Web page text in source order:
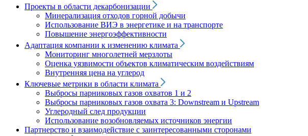
Проекты в области декарбонизации
Минерализация отходов горной добычи
Использование ВИЭ в энергетике и на транспорте
Повышение энергоэффективности
Адаптация компании к изменению климата
Мониторинг многолетней мерзлоты
Оценка уязвимости объектов климатическим воздействиям
Внутренняя цена на углерод
Ключевые метрики в области климата
Выбросы парниковых газов охватов 1 и 2
Выбросы парниковых газов охвата 3: Downstream и Upstream
Углеродный след продукции
Использование возобновляемых источников энергии
Партнерство и взаимодействие с заинтересованными сторонами